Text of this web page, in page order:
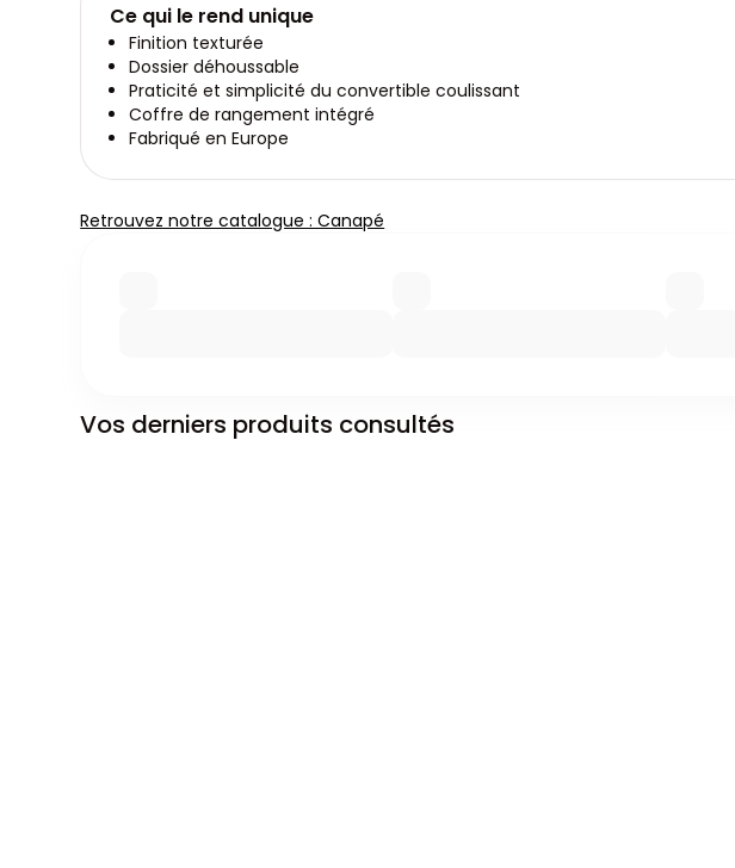
Ce qui le rend unique
Finition texturée
Dossier déhoussable
Praticité et simplicité du convertible coulissant
Coffre de rangement intégré
Fabriqué en Europe
Retrouvez notre catalogue : Canapé
Vos derniers produits consultés